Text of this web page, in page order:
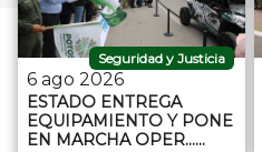
Seguridad y Justicia
6 ago 2026
ESTADO ENTREGA
EQUIPAMIENTO Y PONE
EN MARCHA OPER…...